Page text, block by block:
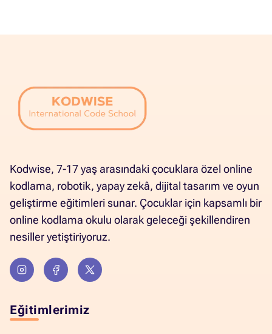
Kodwise, 7-17 yaş arasındaki çocuklara özel online
kodlama, robotik, yapay zekâ, dijital tasarım ve oyun
geliştirme eğitimleri sunar. Çocuklar için kapsamlı bir
online kodlama okulu olarak geleceği şekillendiren
nesiller yetiştiriyoruz.
Eğitimlerimiz